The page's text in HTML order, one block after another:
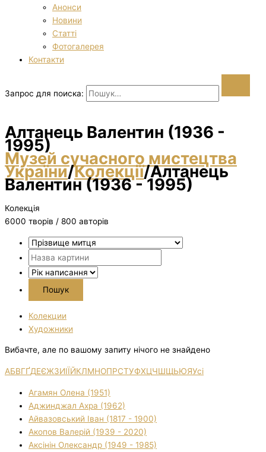
Анонси
Новини
Статті
Фотогалерея
Контакти
Запрос для поиска:
Алтанець Валентин (1936 -
1995)
Музей сучасного мистецтва
України/Колекції/Алтанець
Валентин (1936 - 1995)
Колекція
6000 творiв / 800 авторів
Колекции
Художники
Вибачте, але по вашому запиту нічого не знайдено
АБВГҐДЕЄЖЗИІЇЙКЛМНОПРСТУФХЦЧШЩЬЮЯУсі
Агамян Олена (1951)
Аджинджал Ахра (1962)
Айвазовський Іван (1817 - 1900)
Акопов Валерій (1939 - 2020)
Аксінін Олександр (1949 - 1985)